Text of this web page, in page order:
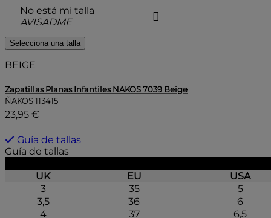
No está mi talla
AVISADME
Selecciona una talla
BEIGE
Zapatillas Planas Infantiles NAKOS 7039 Beige
ÑAKOS113415
23,95 €
Guía de tallas
Guía de tallas
UK
EU USA
3
35 5
3,5
36 6
4
37 6,5